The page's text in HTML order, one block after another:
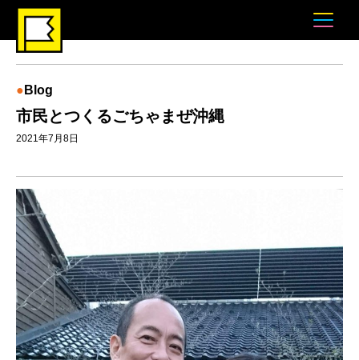
Blog
市民とつくるごちゃまぜ沖縄
2021年7月8日